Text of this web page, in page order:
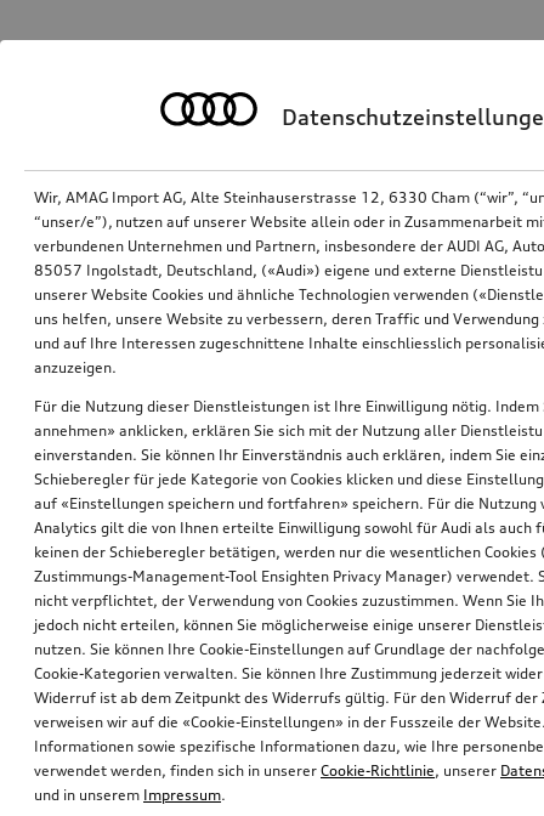
Wir, AMAG Import AG, Alte Steinhauserstrasse 12, 6330 Cham (“wir”,
“unser/e”), nutzen auf unserer Website allein oder in Zusammenarbeit
verbundenen Unternehmen und Partnern, insbesondere der AUDI AG,
85057 Ingolstadt, Deutschland, («Audi») eigene und externe
unserer Website Cookies und ähnliche Technologien verwenden
uns helfen, unsere Website zu verbessern, deren Traffic und Verwendung
und auf Ihre Interessen zugeschnittene Inhalte einschliesslich
anzuzeigen.
Für die Nutzung dieser Dienstleistungen ist Ihre Einwilligung nötig. Indem
annehmen» anklicken, erklären Sie sich mit der Nutzung aller
einverstanden. Sie können Ihr Einverständnis auch erklären, indem Sie
Schieberegler für jede Kategorie von Cookies klicken und diese
auf «Einstellungen speichern und fortfahren» speichern. Für die Nutzung
Analytics gilt die von Ihnen erteilte Einwilligung sowohl für Audi als auch
keinen der Schieberegler betätigen, werden nur die wesentlichen Cookies
Zustimmungs-Management-Tool Ensighten Privacy Manager) verwendet.
nicht verpflichtet, der Verwendung von Cookies zuzustimmen. Wenn Sie
jedoch nicht erteilen, können Sie möglicherweise einige unserer
nutzen. Sie können Ihre Cookie-Einstellungen auf Grundlage der
Cookie-Kategorien verwalten. Sie können Ihre Zustimmung jederzeit
Widerruf ist ab dem Zeitpunkt des Widerrufs gültig. Für den Widerruf der
verweisen wir auf die «Cookie-Einstellungen» in der Fusszeile der
Informationen sowie spezifische Informationen dazu, wie Ihre
verwendet werden, finden sich in unserer Cookie-Richtlinie, unserer
und in unserem Impressum.